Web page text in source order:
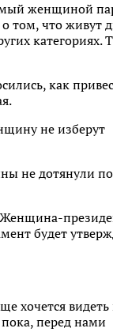
женщиной
о том, что живут
категориях.
как
не изберут
не дотянули
Женщина-
будет
хочется видеть
перед нами